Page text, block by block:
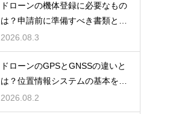
ドローンの機体登録に必要なもの
は？申請前に準備すべき書類と情
報
2026.08.3
ドローンのGPSとGNSSの違いと
は？位置情報システムの基本を解
説
2026.08.2